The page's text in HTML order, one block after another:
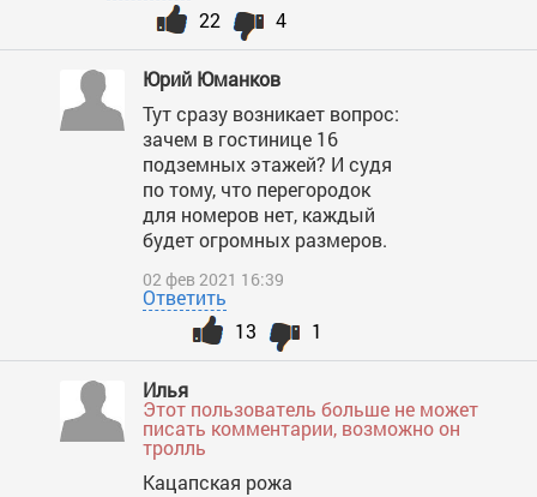
4
22
Юрий Юманков
Тут сразу возникает вопрос:
зачем в гостинице 16
подземных этажей? И судя
по тому, что перегородок
для номеров нет, каждый
будет огромных размеров.
02 фев 2021 16:39
Ответить
1
13
Илья
Этот пользователь больше не может
писать комментарии, возможно он
тролль
Кацапская рожа